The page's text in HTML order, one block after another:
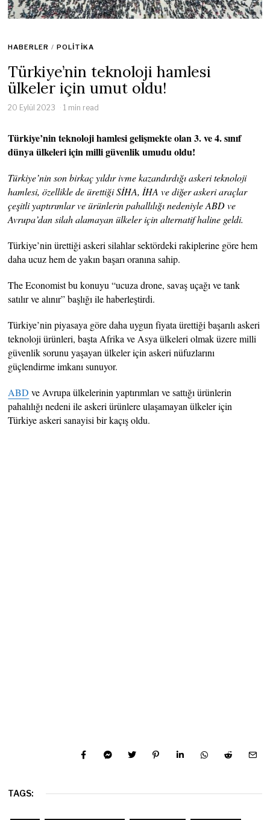
HABERLER / POLITIKA
Türkiye’nin teknoloji hamlesi
ülkeler için umut oldu!
20 Eylül 2023 1 min read
Türkiye’nin teknoloji hamlesi gelişmekte olan 3. ve 4. sınıf
dünya ülkeleri için milli güvenlik umudu oldu!
Türkiye’nin son birkaç yıldır ivme kazandırdığı askeri teknoloji
hamlesi, özellikle de ürettiği SİHA, İHA ve diğer askeri araçlar
çeşitli yaptırımlar ve ürünlerin pahallılığı nedeniyle ABD ve
Avrupa’dan silah alamayan ülkeler için alternatif haline geldi.
Türkiye’nin ürettiği askeri silahlar sektördeki rakiplerine göre hem
daha ucuz hem de yakın başarı oranına sahip.
The Economist bu konuyu “ucuza drone, savaş uçağı ve tank
satılır ve alınır” başlığı ile haberleştirdi.
Türkiye’nin piyasaya göre daha uygun fiyata ürettiği başarılı askeri
teknoloji ürünleri, başta Afrika ve Asya ülkeleri olmak üzere milli
güvenlik sorunu yaşayan ülkeler için askeri nüfuzlarını
güçlendirme imkanı sunuyor.
ABD ve Avrupa ülkelerinin yaptırımları ve sattığı ürünlerin
pahalılığı nedeni ile askeri ürünlere ulaşamayan ülkeler için
Türkiye askeri sanayisi bir kaçış oldu.
TAGS: